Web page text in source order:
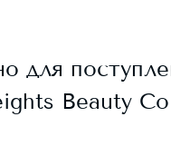
для
Beauty